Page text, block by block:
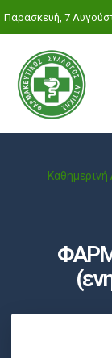
Παρασκευή, 7
Καθημερινή